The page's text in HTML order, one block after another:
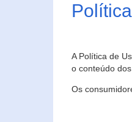
A Política de
o conteúdo
Os